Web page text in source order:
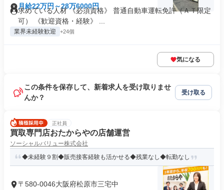
月給22万円～28万6000円
求めている人材 《必須資格》 普通自動車運転免許（ＡＴ限定
可） 《歓迎資格・経験》 ...
業界未経験歓迎 +24個
気になる
この条件を保存して、新着求人を受け取りませ
んか？
受け取る
正社員
買取専門店おたからやの店舗運営
ソーシャルバリュー株式会社
◆未経験９割◆販売接客経験も活かせる◆残業なし◆転勤なし
〒580-0046大阪府松原市三宅中